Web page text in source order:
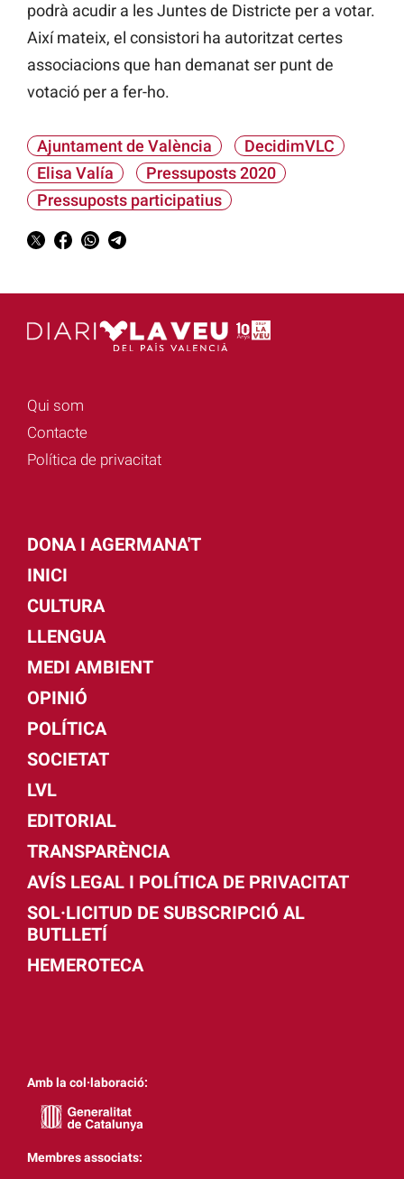
podrà acudir a les Juntes de Districte per a votar.
Així mateix, el consistori ha autoritzat certes
associacions que han demanat ser punt de
votació per a fer-ho.
Ajuntament de València
DecidimVLC
Elisa Valía
Pressuposts 2020
Pressuposts participatius
Qui som
Contacte
Política de privacitat
DONA I AGERMANA'T
INICI
CULTURA
LLENGUA
MEDI AMBIENT
OPINIÓ
POLÍTICA
SOCIETAT
LVL
EDITORIAL
TRANSPARÈNCIA
AVÍS LEGAL I POLÍTICA DE PRIVACITAT
SOL·LICITUD DE SUBSCRIPCIÓ AL
BUTLLETÍ
HEMEROTECA
Amb la col·laboració:
Membres associats: